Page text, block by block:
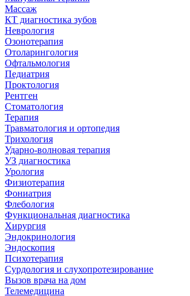
Массаж
КТ диагностика зубов
Неврология
Озонотерапия
Отоларингология
Офтальмология
Педиатрия
Проктология
Рентген
Стоматология
Терапия
Травматология и ортопедия
Трихология
Ударно-волновая терапия
УЗ диагностика
Урология
Физиотерапия
Фониатрия
Флебология
Функциональная диагностика
Хирургия
Эндокринология
Эндоскопия
Психотерапия
Сурдология и слухопротезирование
Вызов врача на дом
Телемедицина